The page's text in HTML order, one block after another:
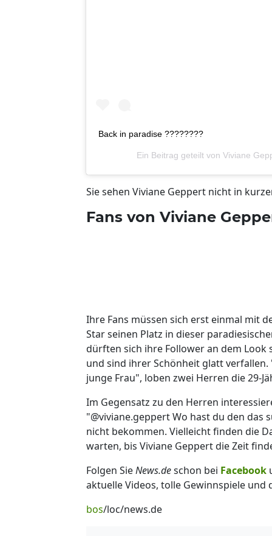
Back in paradise ????????
Ein Beitrag geteilt von Viviane
Sie sehen Viviane Geppert nicht in
Fans von Viviane
Ihre Fans müssen sich erst einmal mit
Star seinen Platz in dieser
dürften sich ihre Follower an dem Look
und sind ihrer Schönheit glatt
junge Frau", loben zwei Herren die 29-
Im Gegensatz zu den Herren
"@viviane.geppert Wo hast du den das
nicht bekommen. Vielleicht finden die
warten, bis Viviane Geppert die Zeit
Folgen SieNews.deschon bei Facebook
aktuelle Videos, tolle Gewinnspiele
bos/loc/news.de